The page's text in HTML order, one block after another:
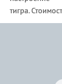
тигра.